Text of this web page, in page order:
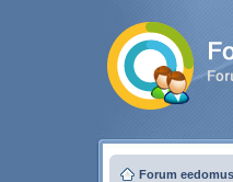
Forum eedomus